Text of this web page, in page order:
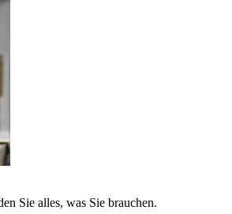
Sie alles, was Sie brauchen.